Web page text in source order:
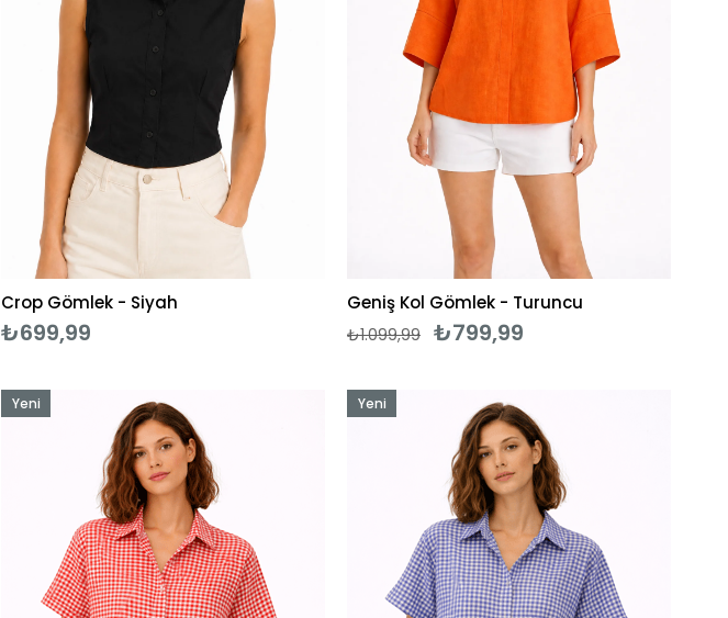
Crop Gömlek - Siyah
₺699,99
Geniş Kol Gömlek - Turuncu
₺799,99
₺1.099,99
Yeni
Yeni